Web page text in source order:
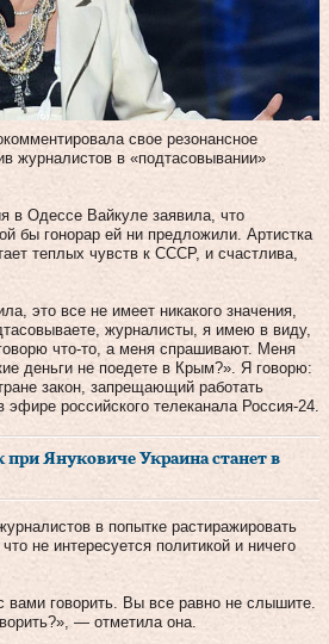
свое резонансное
журналистов в «подтасовывании»
в Одессе Вайкуле заявила, что
бы гонорар ей ни предложили. Артистка
теплых чувств к СССР, и счастлива,
это все не имеет никакого значения,
журналисты, я имею в виду,
что-то, а меня спрашивают. Меня
деньги не поедете в Крым?». Я говорю:
закон, запрещающий работать
российского телеканала Россия-24.
Януковиче Украина станет в
в попытке растиражировать
не интересуется политикой и ничего
говорить. Вы все равно не слышите.
— отметила она.